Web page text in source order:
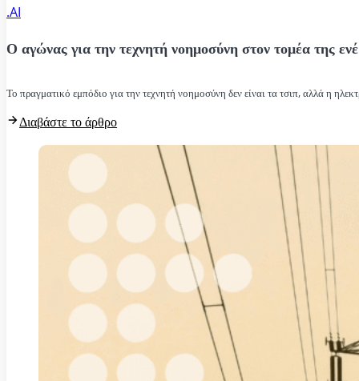
.AI
Ο αγώνας για την τεχνητή νοημοσύνη στον τομέα της
Το πραγματικό εμπόδιο για την τεχνητή νοημοσύνη δεν είναι τα τσιπ, αλλά η
Διαβάστε το άρθρο